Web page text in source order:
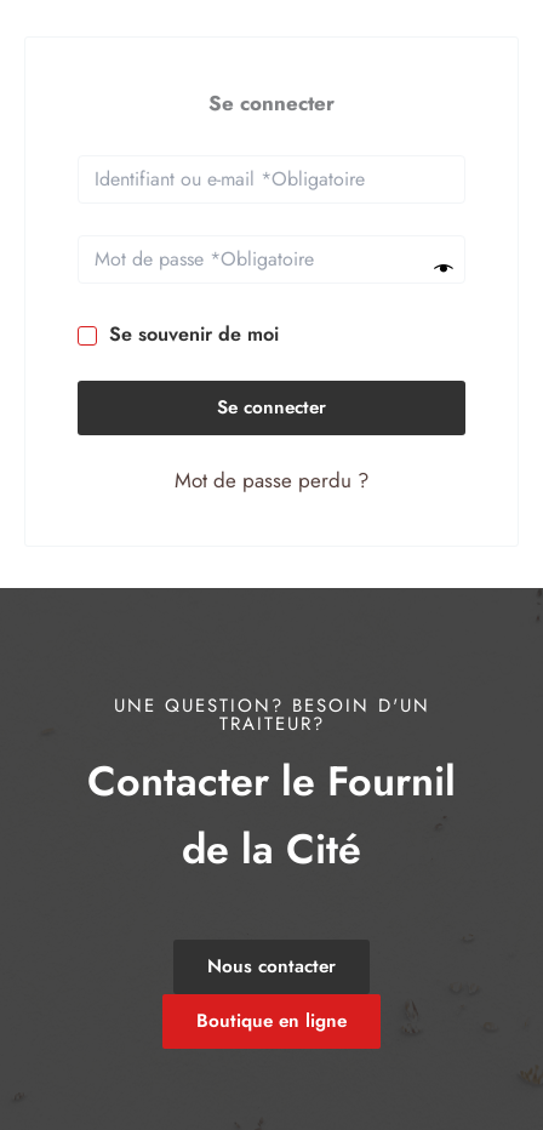
Se connecter
Se souvenir de moi
Se connecter
Mot de passe perdu ?
UNE QUESTION? BESOIN D'UN
TRAITEUR?
Contacter le Fournil
de la Cité
Nous contacter
Boutique en ligne